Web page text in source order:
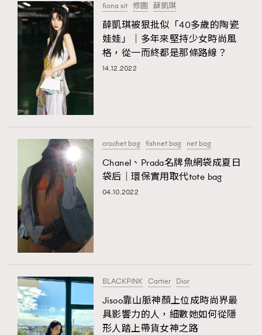
fiona sit 修圖 薛凱琪
薛凱琪被狠批似「40多歲的陶瓷
娃娃」｜多年來堅持少女時尚風
格，從一而終都是那條路線？
14.12.2022
crochet bag fishnet bag net bag
Chanel、Prada名牌魚網袋成夏日
袋后｜環保實用取代tote bag
04.10.2022
BLACKPINK Cartier Dior
Jisoo靠山脈神顏上位成時尚界最
具影響力的人，細數她如何從隱
形人踏上帶貨女神之路